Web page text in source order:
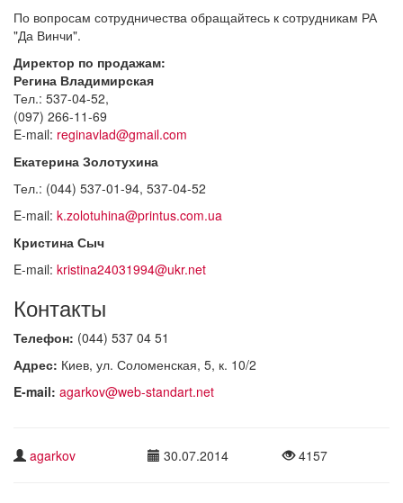
По вопросам сотрудничества обращайтесь к сотрудникам РА
"Да Винчи".
Директор по продажам:
Регина Владимирская
Тел.: 537-04-52,
(097) 266-11-69
E-mail: reginavlad@gmail.com
Екатерина Золотухина
Тел.: (044) 537-01-94, 537-04-52
E-mail: k.zolotuhina@printus.com.ua
Кристина Сыч
E-mail: kristina24031994@ukr.net
Контакты
Телефон: (044) 537 04 51
Адрес: Киев, ул. Соломенская, 5, к. 10/2
E-mail: agarkov@web-standart.net
agarkov 30.07.2014 4157